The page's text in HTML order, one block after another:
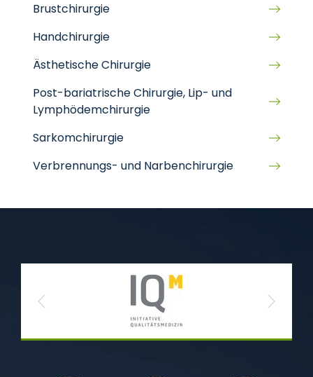
Brustchirurgie
Handchirurgie
Ästhetische Chirurgie
Post-bariatrische Chirurgie, Lip- und
Lymphödemchirurgie
Sarkomchirurgie
Verbrennungs- und Narbenchirurgie
Previous Next